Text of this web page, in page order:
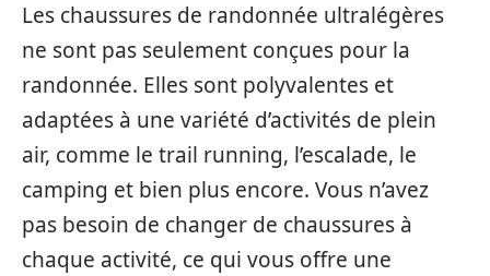
Les chaussures de randonnée ultralégères
ne sont pas seulement conçues pour la
randonnée. Elles sont polyvalentes et
adaptées à une variété d’activités de plein
air, comme le trail running, l’escalade, le
camping et bien plus encore. Vous n’avez
pas besoin de changer de chaussures à
chaque activité, ce qui vous offre une